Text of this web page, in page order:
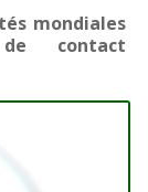
mondiales
contact